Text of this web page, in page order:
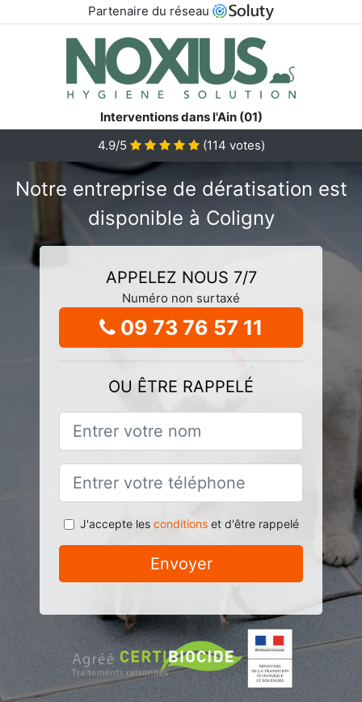
Partenaire du réseau
Interventions dans l'Ain (01)
4.9/5
(114 votes)
Notre entreprise de dératisation est
disponible à Coligny
APPELEZ NOUS 7/7
Numéro non surtaxé
09 73 76 57 11
OU ÊTRE RAPPELÉ
J'accepte les conditionset d'être rappelé
Envoyer